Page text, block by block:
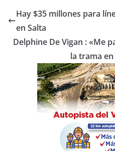
e
b
o
o
k
er s
p
p
p
tir
Hay $35 millones para
en Salta
Delphine De Vigan : «Me
la trama